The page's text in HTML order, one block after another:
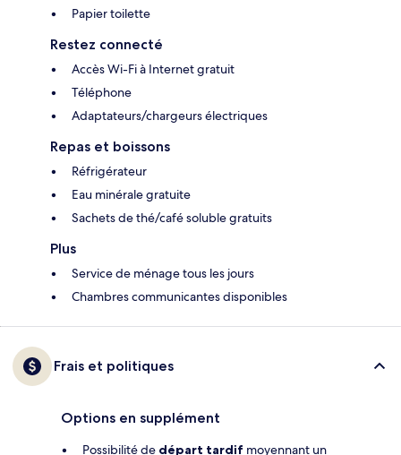
Papier toilette
Restez connecté
Accès Wi-Fi à Internet gratuit
Téléphone
Adaptateurs/chargeurs électriques
Repas et boissons
Réfrigérateur
Eau minérale gratuite
Sachets de thé/café soluble gratuits
Plus
Service de ménage tous les jours
Chambres communicantes disponibles
Frais et politiques
Options en supplément
Possibilité de départ tardif moyennant un